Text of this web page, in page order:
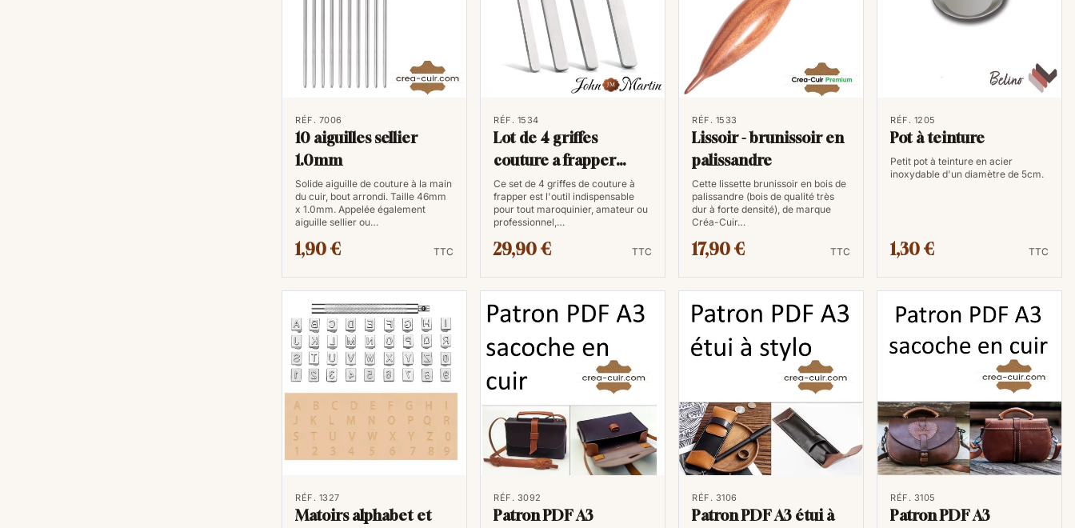
RÉF. 7006
10 aiguilles sellier
1.0mm
Solide aiguille de couture à la main
du cuir, bout arrondi. Taille 46mm
x 1.0mm. Appelée également
aiguille sellier ou…
1,90 € TTC
RÉF. 1534
Lot de 4 griffes
couture a frapper
3mm
Ce set de 4 griffes de couture à
frapper est l'outil indispensable
pour tout maroquinier, amateur ou
professionnel,…
29,90 € TTC
RÉF. 1533
Lissoir - brunissoir en
palissandre
Cette lissette brunissoir en bois de
palissandre (bois de qualité très
dur à forte densité), de marque
Créa-Cuir…
17,90 € TTC
RÉF. 1205
Pot à teinture
Petit pot à teinture en acier
inoxydable d'un diamètre de 5cm.
1,30 € TTC
RÉF. 1327
Matoirs alphabet et
RÉF. 3092
Patron PDF A3
RÉF. 3106
Patron PDF A3 étui à
RÉF. 3105
Patron PDF A3